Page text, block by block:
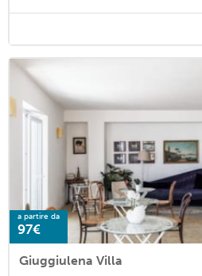
a partire da
97€
Giuggiulena Villa